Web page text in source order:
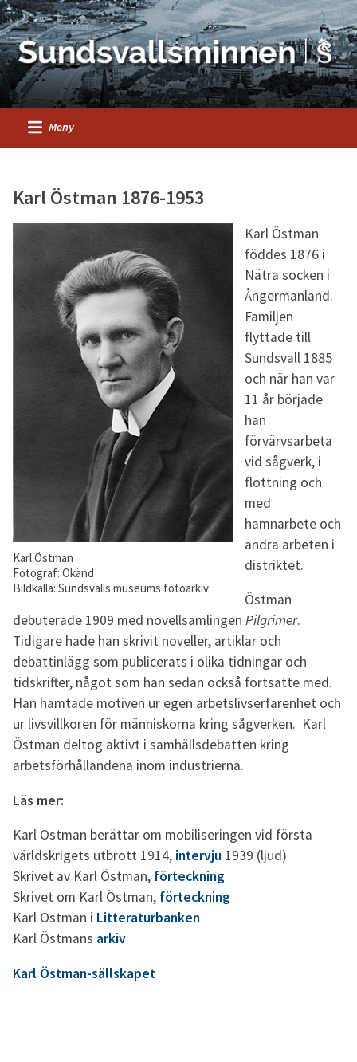
Meny
Karl Östman 1876-1953
Karl Östman
Fotograf: Okänd
Bildkälla: Sundsvalls museums fotoarkiv
Karl Östman
föddes 1876 i
Nätra socken i
Ångermanland.
Familjen
flyttade till
Sundsvall 1885
och när han var
11 år började
han
förvärvsarbeta
vid sågverk, i
flottning och
med
hamnarbete och
andra arbeten i
distriktet.
Östman
debuterade 1909 med novellsamlingen Pilgrimer.
Tidigare hade han skrivit noveller, artiklar och
debattinlägg som publicerats i olika tidningar och
tidskrifter, något som han sedan också fortsatte med.
Han hämtade motiven ur egen arbetslivserfarenhet och
ur livsvillkoren för människorna kring sågverken. Karl
Östman deltog aktivt i samhällsdebatten kring
arbetsförhållandena inom industrierna.
Läs mer:
Karl Östman berättar om mobiliseringen vid första
världskrigets utbrott 1914, intervju 1939 (ljud)
Skrivet av Karl Östman, förteckning
Skrivet om Karl Östman, förteckning
Karl Östman i Litteraturbanken
Karl Östmans arkiv
Karl Östman-sällskapet